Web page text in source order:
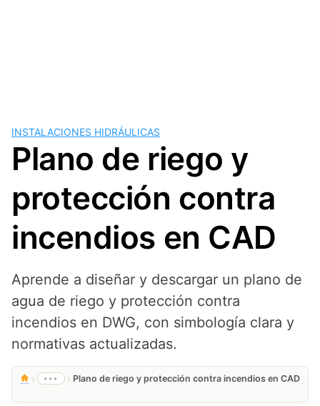
INSTALACIONES HIDRÁULICAS
Plano de riego y
protección contra
incendios en CAD
Aprende a diseñar y descargar un plano de
agua de riego y protección contra
incendios en DWG, con simbología clara y
normativas actualizadas.
› ••• › Plano de riego y protección contra incendios en CAD